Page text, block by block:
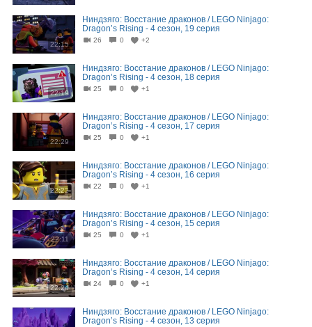
22:15
Ниндзяго: Восстание драконов / LEGO Ninjago:
Dragon’s Rising - 4 сезон, 19 серия
26 0 +2
22:19
Ниндзяго: Восстание драконов / LEGO Ninjago:
Dragon’s Rising - 4 сезон, 18 серия
25 0 +1
22:29
Ниндзяго: Восстание драконов / LEGO Ninjago:
Dragon’s Rising - 4 сезон, 17 серия
25 0 +1
22:22
Ниндзяго: Восстание драконов / LEGO Ninjago:
Dragon’s Rising - 4 сезон, 16 серия
22 0 +1
22:11
Ниндзяго: Восстание драконов / LEGO Ninjago:
Dragon’s Rising - 4 сезон, 15 серия
25 0 +1
22:24
Ниндзяго: Восстание драконов / LEGO Ninjago:
Dragon’s Rising - 4 сезон, 14 серия
24 0 +1
Ниндзяго: Восстание драконов / LEGO Ninjago:
Dragon’s Rising - 4 сезон, 13 серия